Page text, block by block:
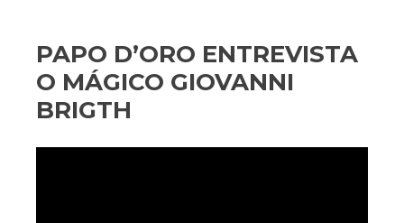
PAPO D’ORO ENTREVISTA
O MÁGICO GIOVANNI
BRIGTH